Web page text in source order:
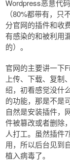
Wordpress恶意代
（80%都带有，
分官网的插件和收
有感染的和被利用
的）。
官网的主要讲一下
上传、下载、复制
绍，初看感觉没什
的功能，那是不是
自然是安装插件，
件被篡改或者删除
人打工。虽然插件
用，所以后台见到
植入病毒了。